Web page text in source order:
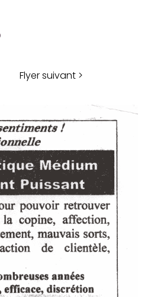
Flyer suivant >